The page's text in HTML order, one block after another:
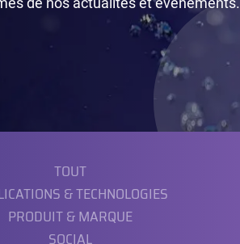
TOUT
& TECHNOLOGIES
PRODUIT & MARQUE
SOCIAL